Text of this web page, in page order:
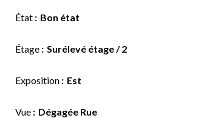
État Bon état
Étage Surélevé étage / 2
Exposition Est
Vue Dégagée Rue